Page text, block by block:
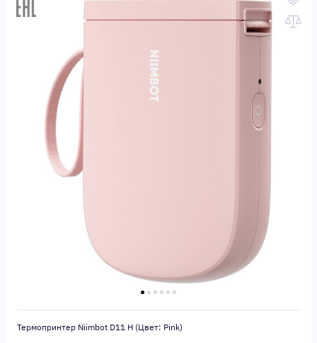
Термопринтер Niimbot D11 H (Цвет: Pink)